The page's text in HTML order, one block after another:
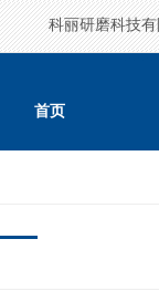
科丽研磨科技
首页